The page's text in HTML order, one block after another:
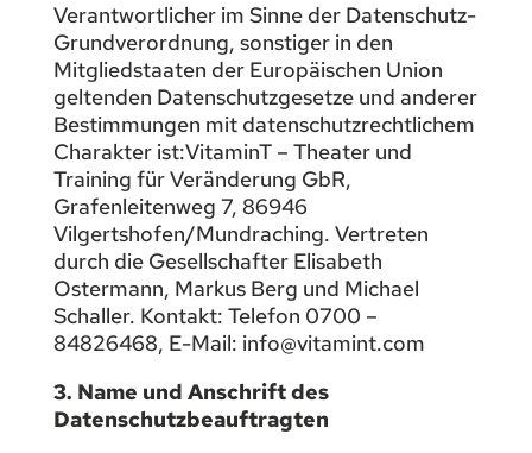
Verantwortlicher im Sinne der Datenschutz-
Grundverordnung, sonstiger in den
Mitgliedstaaten der Europäischen Union
geltenden Datenschutzgesetze und anderer
Bestimmungen mit datenschutzrechtlichem
Charakter ist:VitaminT – Theater und
Training für Veränderung GbR,
Grafenleitenweg 7, 86946
Vilgertshofen/Mundraching. Vertreten
durch die Gesellschafter Elisabeth
Ostermann, Markus Berg und Michael
Schaller. Kontakt: Telefon 0700 –
84826468, E-Mail: info@vitamint.com
3. Name und Anschrift des
Datenschutzbeauftragten